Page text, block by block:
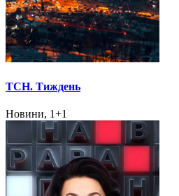
ТСН. Тиждень
Новини, 1+1